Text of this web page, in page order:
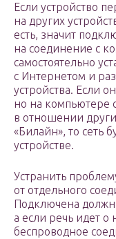
Если устройство
на других
есть, значит
на соединение с
самостоятельно
с Интернетом и
устройства. Если
но на компьютере
в отношении
«Билайн», то сеть
устройстве.
Устранить
от отдельного
Подключена
а если речь идет о
беспроводное